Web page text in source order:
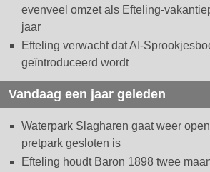
evenveel omzet als Efteling-
jaar
Efteling verwacht dat AI-
geïntroduceerd wordt
Vandaag een jaar geleden
Waterpark Slagharen gaat weer
pretpark gesloten is
Efteling houdt Baron 1898 twee